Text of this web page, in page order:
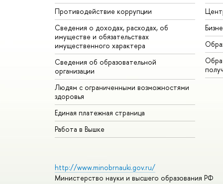
Противодействие коррупции
Сведения о доходах, расходах, об
имуществе и обязательствах
имущественного характера
Сведения об образовательной
организации
Людям с ограниченными возможностями
здоровья
Единая платежная страница
Работа в Вышке
http://www.minobrnauki.gov.ru/
Министерство науки и высшего образования РФ